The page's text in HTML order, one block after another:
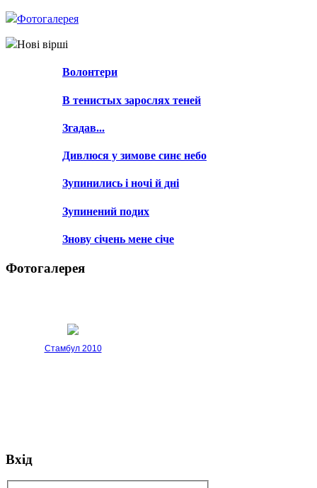
Фотогалерея
Нові вірші
Волонтери
В тенистых зарослях теней
Згадав...
Дивлюся у зимове синє небо
Зупинились і ночі й дні
Зупинений подих
Знову січень мене січе
Фотогалерея
Стамбул 2010
Стамбул 2010
Вхід